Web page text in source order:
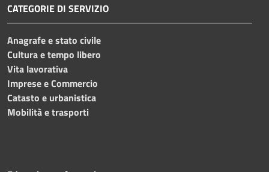
CATEGORIE DI SERVIZIO
Anagrafe e stato civile
Cultura e tempo libero
Vita lavorativa
Imprese e Commercio
Catasto e urbanistica
Mobilità e trasporti